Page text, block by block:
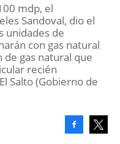
mdp, el
Sandoval, dio el
unidades de
con gas natural
gas natural que
recién
Salto (Gobierno de